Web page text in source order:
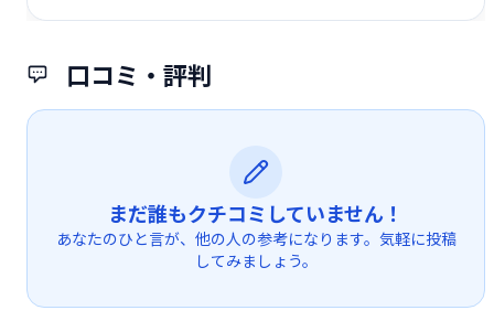
口コミ・評判
まだ誰もクチコミしていません！
あなたのひと言が、他の人の参考になります。気軽に投稿
してみましょう。